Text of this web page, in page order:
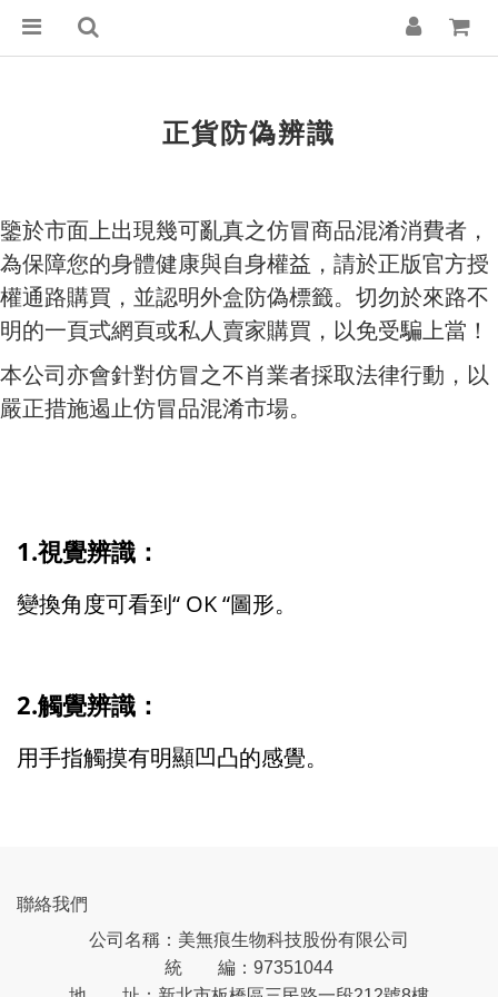
正貨防偽辨識
鑒於市面上出現幾可亂真之仿冒商品混淆消費者，
為保障您的身體健康與自身權益，請於正版官方授
權通路購買，並認明外盒防偽標籤。切勿於來路不
明的一頁式網頁或私人賣家購買，以免受騙上當！
本公司亦會針對仿冒之不肖業者採取法律行動，以
嚴正措施遏止仿冒品混淆市場。
1.視覺辨識：
變換角度可看到“ OK “圖形。
2.觸覺辨識：
用手指觸摸有明顯凹凸的感覺。
聯絡我們
公司名稱：美無痕生物科技股份有限公司
統 編：97351044